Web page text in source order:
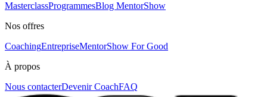
MasterclassProgrammesBlog MentorShow
Nos offres
CoachingEntrepriseMentorShow For Good
À propos
Nous contacterDevenir CoachFAQ